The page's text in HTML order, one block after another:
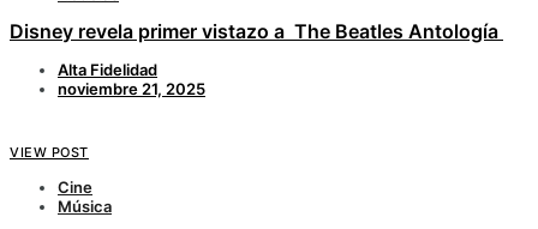
Disney revela primer vistazo a The Beatles Antología
Alta Fidelidad
noviembre 21, 2025
VIEW POST
Cine
Música